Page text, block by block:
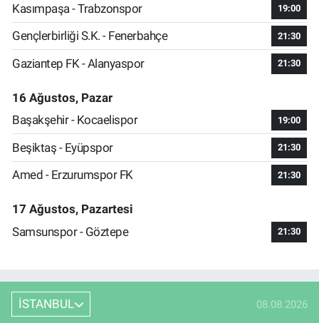
Kasımpaşa - Trabzonspor 19:00
Gençlerbirliği S.K. - Fenerbahçe 21:30
Gaziantep FK - Alanyaspor 21:30
16 Ağustos, Pazar
Başakşehir - Kocaelispor
19:00
Beşiktaş - Eyüpspor 21:30
Amed - Erzurumspor FK 21:30
17 Ağustos, Pazartesi
Samsunspor - Göztepe
21:30
İSTANBUL 08.08.2026